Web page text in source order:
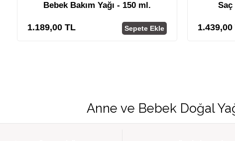
Bebek Bakım Yağı - 150 ml.
1.189,00 TL Sepete Ekle
Saç
1.439,00
Anne ve Bebek Doğal